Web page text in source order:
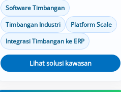
untuk pabrik, gudang, produksi,
quality control, logistik, dan
distribusi. Solusi timbangan
industri, software timbangan,
platform scale, bench scale, serta
integrasi data timbang dapat
disesuaikan dengan kebutuhan
Software Timbangan
Timbangan Industri
Platform Scale
Integrasi Timbangan ke ERP
Lihat solusi kawasan